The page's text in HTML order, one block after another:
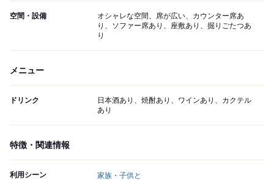
空間・設備
オシャレな空間、席が広い、カウンター席あ
り、ソファー席あり、座敷あり、掘りごたつあ
り
メニュー
ドリンク
日本酒あり、焼酎あり、ワインあり、カクテル
あり
特徴・関連情報
利用シーン 家族・子供と